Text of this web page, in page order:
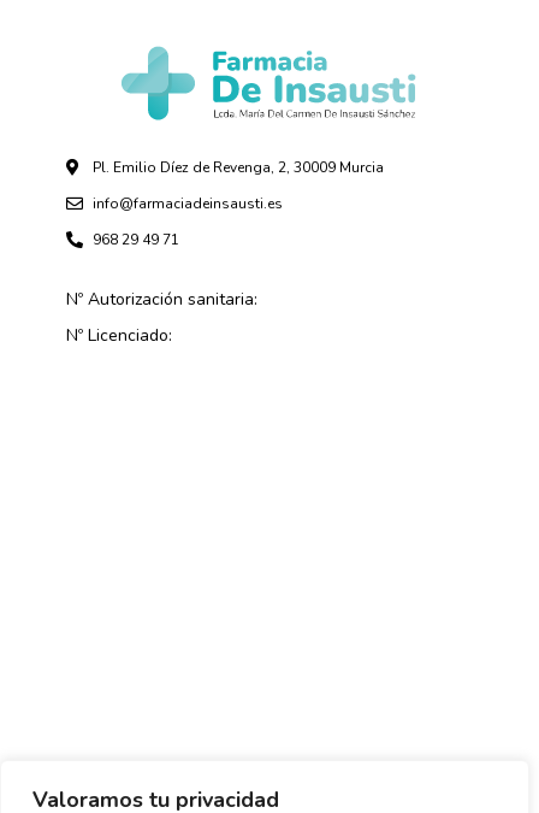
Valoramos tu privacidad
Pl. Emilio Díez de Revenga, 2, 30009 Murcia
info@farmaciadeinsausti.es
968 29 49 71
Nº Autorización sanitaria:
Nº Licenciado: